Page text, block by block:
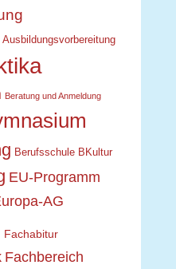
Ausbildungsvorbereitung
Beratung und Anmeldung
Berufsschule BKultur
EU-Programm
AG
Fachabitur
Fachbereich